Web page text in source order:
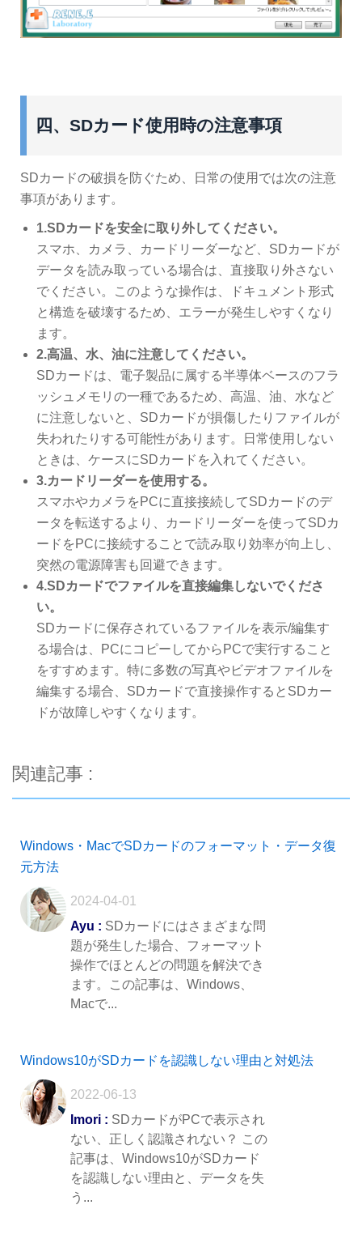
四、SDカード使用時の注意事項
SDカードの破損を防ぐため、日常の使用では次の注意
事項があります。
1.SDカードを安全に取り外してください。
スマホ、カメラ、カードリーダーなど、SDカードが
データを読み取っている場合は、直接取り外さない
でください。このような操作は、ドキュメント形式
と構造を破壊するため、エラーが発生しやすくなり
ます。
2.高温、水、油に注意してください。
SDカードは、電子製品に属する半導体ベースのフラ
ッシュメモリの一種であるため、高温、油、水など
に注意しないと、SDカードが損傷したりファイルが
失われたりする可能性があります。日常使用しない
ときは、ケースにSDカードを入れてください。
3.カードリーダーを使用する。
スマホやカメラをPCに直接接続してSDカードのデ
ータを転送するより、カードリーダーを使ってSDカ
ードをPCに接続することで読み取り効率が向上し、
突然の電源障害も回避できます。
4.SDカードでファイルを直接編集しないでくださ
い。
SDカードに保存されているファイルを表示/編集す
る場合は、PCにコピーしてからPCで実行すること
をすすめます。特に多数の写真やビデオファイルを
編集する場合、SDカードで直接操作するとSDカー
ドが故障しやすくなります。
関連記事 :
Windows・MacでSDカードのフォーマット・データ復
元方法
2024-04-01
Ayu : SDカードにはさまざまな問
題が発生した場合、フォーマット
操作でほとんどの問題を解決でき
ます。この記事は、Windows、
Macで...
Windows10がSDカードを認識しない理由と対処法
2022-06-13
Imori : SDカードがPCで表示され
ない、正しく認識されない？ この
記事は、Windows10がSDカード
を認識しない理由と、データを失
う...